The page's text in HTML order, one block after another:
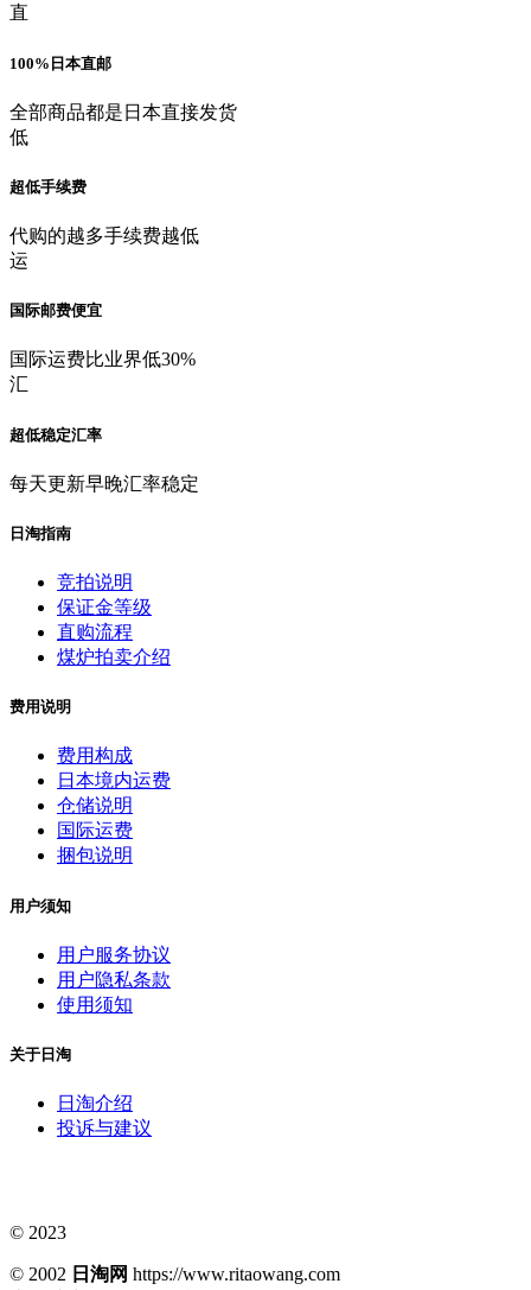
直
100%日本直邮
全部商品都是日本直接发货
低
超低手续费
代购的越多手续费越低
运
国际邮费便宜
国际运费比业界低30%
汇
超低稳定汇率
每天更新早晚汇率稳定
日淘指南
竞拍说明
保证金等级
直购流程
煤炉拍卖介绍
费用说明
费用构成
日本境内运费
仓储说明
国际运费
捆包说明
用户须知
用户服务协议
用户隐私条款
使用须知
关于日淘
日淘介绍
投诉与建议
© 2023
© 2002 日淘网 https://www.ritaowang.com